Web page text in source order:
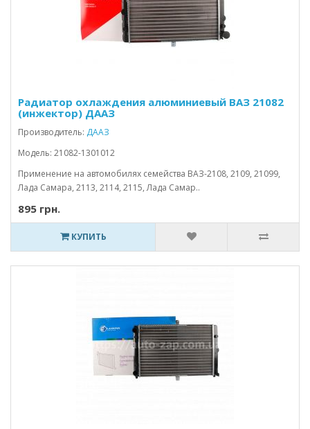
Радиатор охлаждения алюминиевый ВАЗ 21082
(инжектор) ДААЗ
Производитель: ДААЗ
Модель: 21082-1301012
Применение на автомобилях семейства ВАЗ-2108, 2109, 21099,
Лада Самара, 2113, 2114, 2115, Лада Самар..
895 грн.
КУПИТЬ